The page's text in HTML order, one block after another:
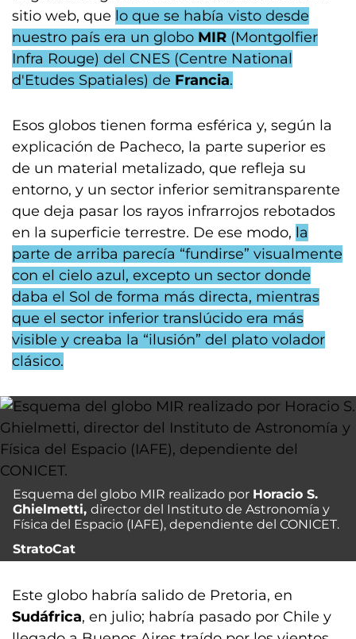
sitio web, que lo que se había visto desde
nuestro país era un globo MIR (Montgolfier
Infra Rouge) del CNES (Centre National
d'Etudes Spatiales) de Francia.
Esos globos tienen forma esférica y, según la
explicación de Pacheco, la parte superior es
de un material metalizado, que refleja su
entorno, y un sector inferior semitransparente
que deja pasar los rayos infrarrojos rebotados
en la superficie terrestre. De ese modo, la
parte de arriba parecía “fundirse” visualmente
con el cielo azul, excepto un sector donde
daba el Sol de forma más directa, mientras
que el sector inferior translúcido era más
visible y creaba la “ilusión” del plato volador
clásico.
Esquema del globo MIR realizado por Horacio S.
Ghielmetti, director del Instituto de Astronomía y
Física del Espacio (IAFE), dependiente del CONICET.
StratoCat
Este globo habría salido de Pretoria, en
Sudáfrica, en julio; habría pasado por Chile y